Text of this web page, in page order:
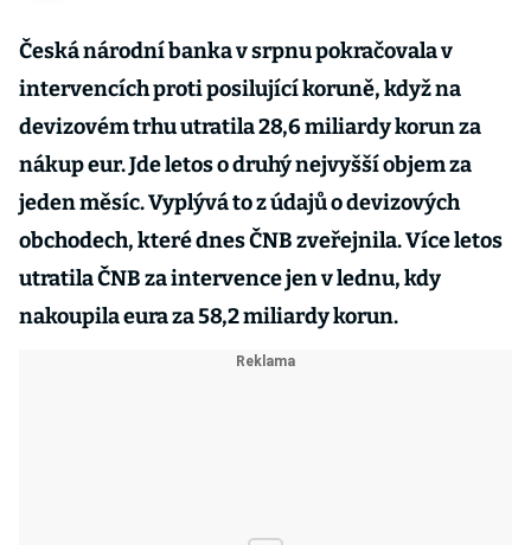
Česká národní banka v srpnu pokračovala v
intervencích proti posilující koruně, když na
devizovém trhu utratila 28,6 miliardy korun za
nákup eur. Jde letos o druhý nejvyšší objem za
jeden měsíc. Vyplývá to z údajů o devizových
obchodech, které dnes ČNB zveřejnila. Více letos
utratila ČNB za intervence jen v lednu, kdy
nakoupila eura za 58,2 miliardy korun.